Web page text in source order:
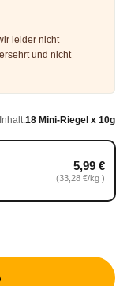
leider nicht
und nicht
Inhalt:18 Mini-Riegel x 10g
€/kg
5,99 €
(33,28 €/kg )